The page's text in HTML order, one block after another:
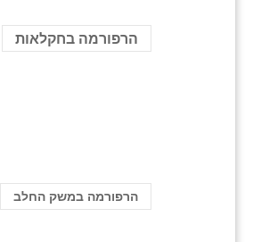
הרפורמה בחקלאות
הרפורמה במשק החלב